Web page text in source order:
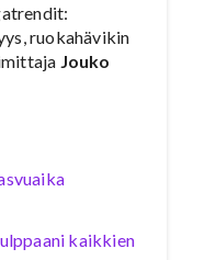
ruokahävikin
Jouko
kaikkien